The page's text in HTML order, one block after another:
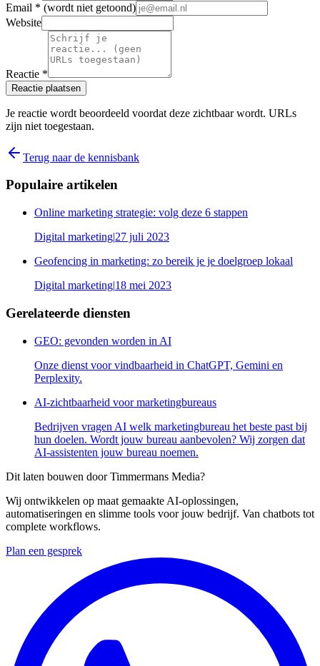
Email * (wordt niet getoond)
Website
Reactie *
Reactie plaatsen
Je reactie wordt beoordeeld voordat deze zichtbaar wordt. URLs
zijn niet toegestaan.
Terug naar de kennisbank
Populaire artikelen
Online marketing strategie: volg deze 6 stappen
Digital marketing|27 juli 2023
Geofencing in marketing: zo bereik je je doelgroep lokaal
Digital marketing|18 mei 2023
Gerelateerde diensten
GEO: gevonden worden in AI
Onze dienst voor vindbaarheid in ChatGPT, Gemini en
Perplexity.
AI-zichtbaarheid voor marketingbureaus
Bedrijven vragen AI welk marketingbureau het beste past bij
hun doelen. Wordt jouw bureau aanbevolen? Wij zorgen dat
AI-assistenten jouw bureau noemen.
Dit laten bouwen door Timmermans Media?
Wij ontwikkelen op maat gemaakte AI-oplossingen,
automatiseringen en slimme tools voor jouw bedrijf. Van chatbots tot
complete workflows.
Plan een gesprek